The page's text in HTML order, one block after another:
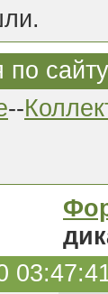
по сайту
--